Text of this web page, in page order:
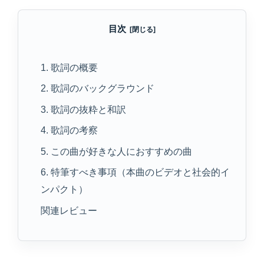
目次
1. 歌詞の概要
2. 歌詞のバックグラウンド
3. 歌詞の抜粋と和訳
4. 歌詞の考察
5. この曲が好きな人におすすめの曲
6. 特筆すべき事項（本曲のビデオと社会的イ
ンパクト）
関連レビュー